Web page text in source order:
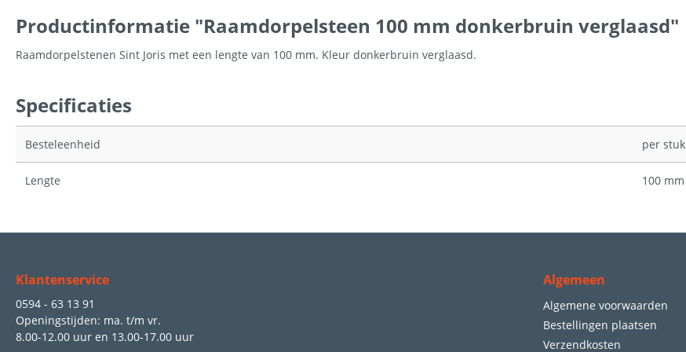
Productinformatie "Raamdorpelsteen 100 mm donkerbruin verglaasd"
Raamdorpelstenen Sint Joris met een lengte van 100 mm. Kleur donkerbruin verglaasd.
Specificaties
Besteleenheid per stuk
Lengte 100 mm
Klantenservice
0594 - 63 13 91
Openingstijden: ma. t/m vr.
8.00-12.00 uur en 13.00-17.00 uur
Algemeen
Algemene voorwaarden
Bestellingen plaatsen
Verzendkosten